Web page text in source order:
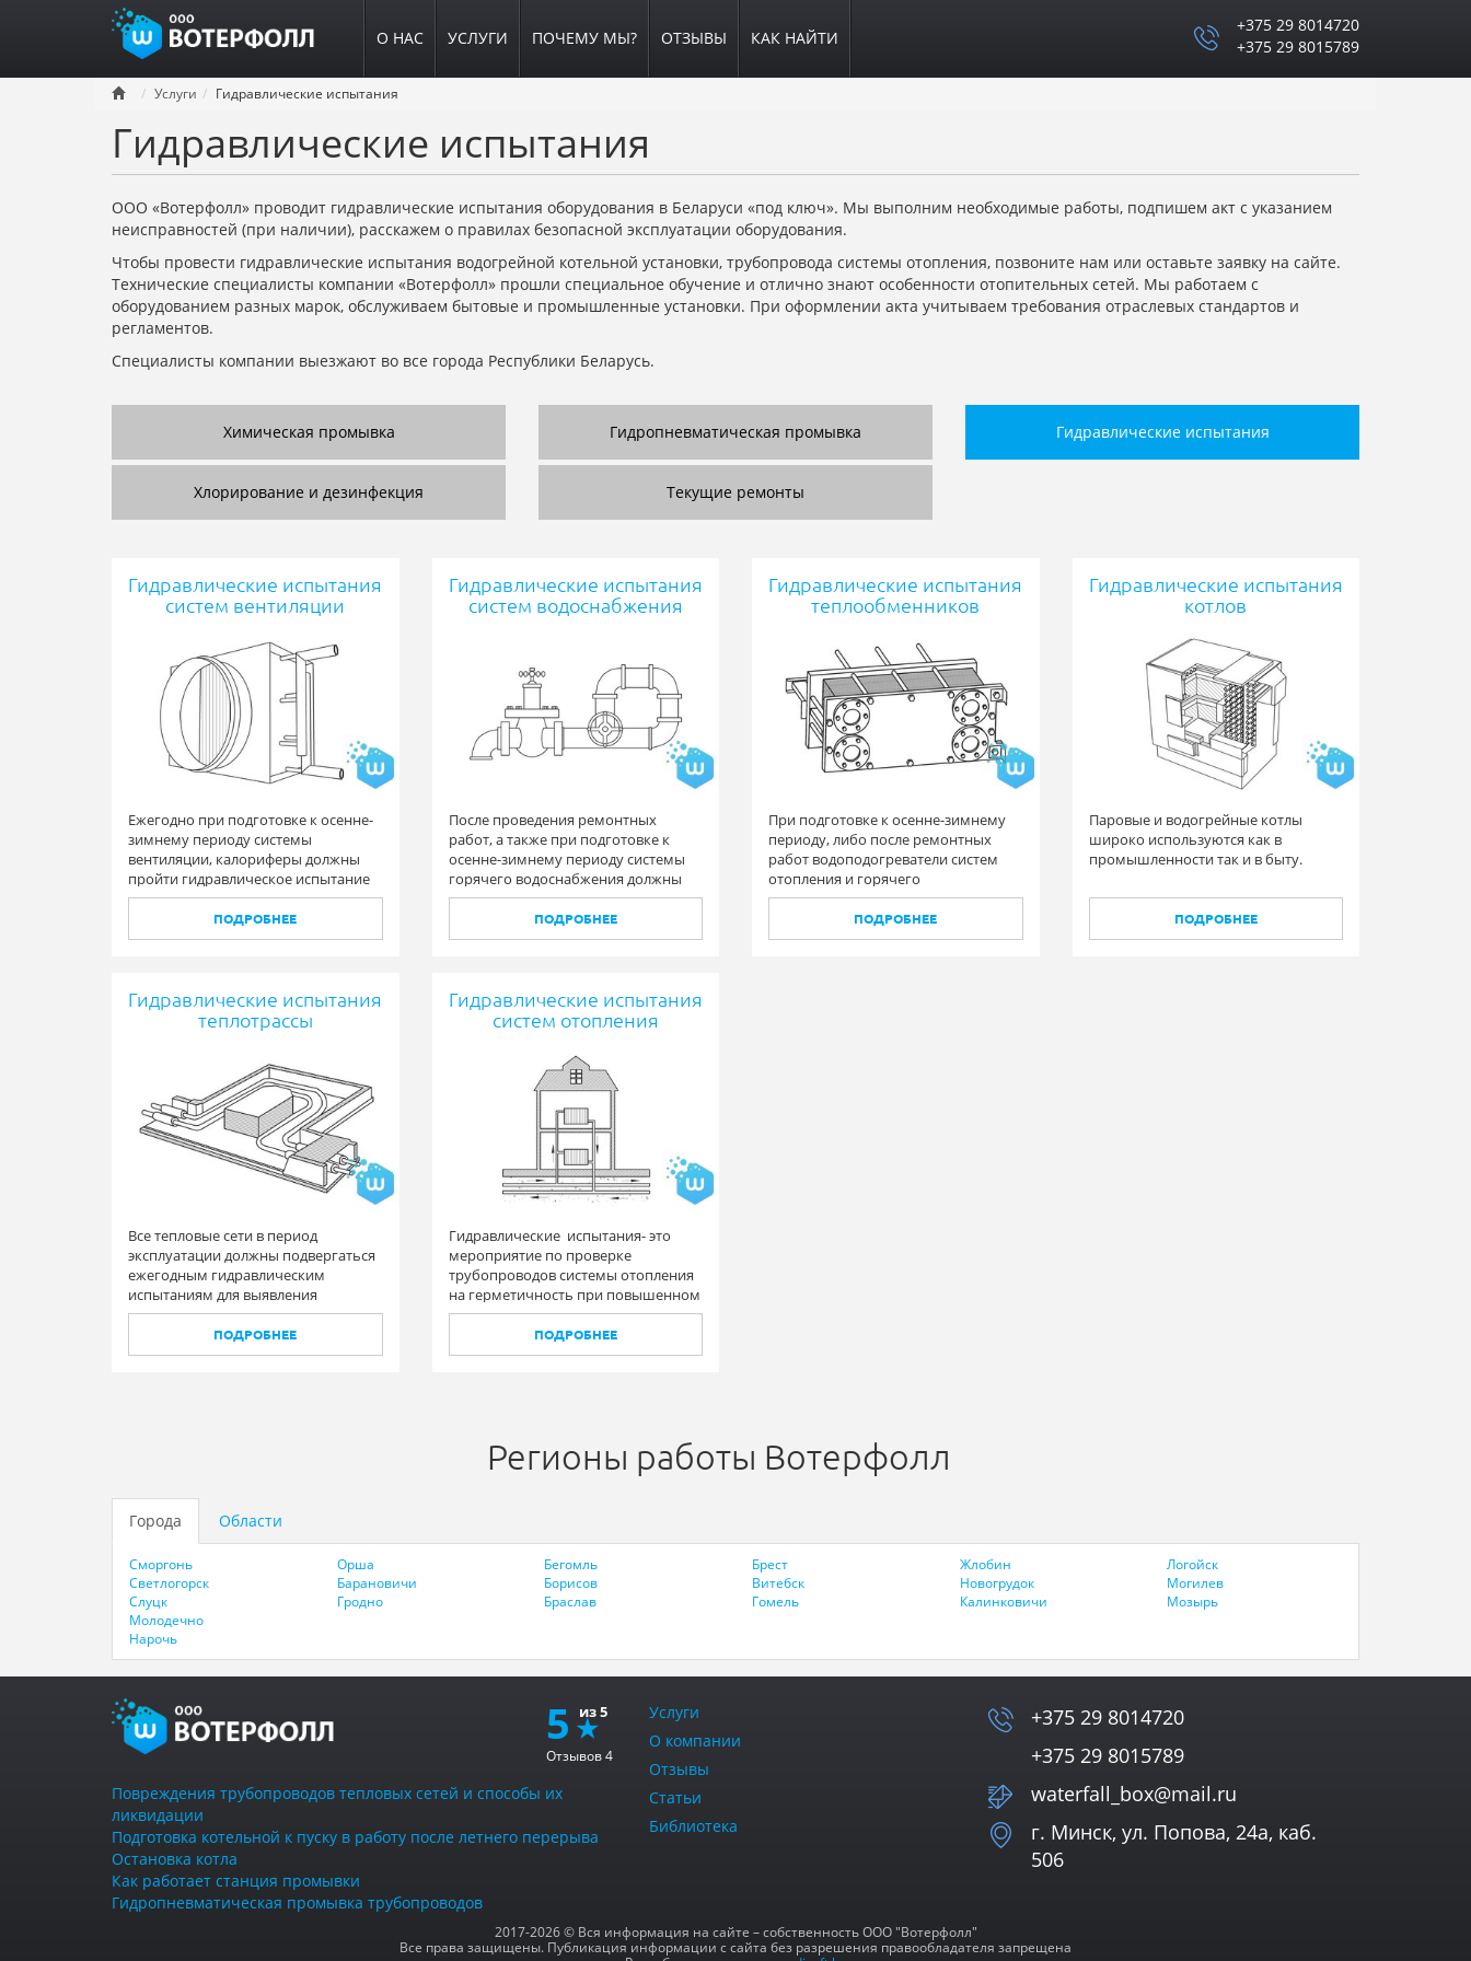
О НАС УСЛУГИ ПОЧЕМУ МЫ? ОТЗЫВЫ КАК НАЙТИ
+375 29 8014720
+375 29 8015789
Услуги Гидравлические испытания
Гидравлические испытания
ООО «Вотерфолл» проводит гидравлические испытания оборудования в Беларуси «под ключ». Мы выполним необходимые работы, подпишем акт с указанием
неисправностей (при наличии), расскажем о правилах безопасной эксплуатации оборудования.
Чтобы провести гидравлические испытания водогрейной котельной установки, трубопровода системы отопления, позвоните нам или оставьте заявку на сайте.
Технические специалисты компании «Вотерфолл» прошли специальное обучение и отлично знают особенности отопительных сетей. Мы работаем с
оборудованием разных марок, обслуживаем бытовые и промышленные установки. При оформлении акта учитываем требования отраслевых стандартов и
регламентов.
Специалисты компании выезжают во все города Республики Беларусь.
Химическая промывка Гидропневматическая промывка Гидравлические испытания
Хлорирование и дезинфекция Текущие ремонты
Гидравлические испытания
систем вентиляции
Ежегодно при подготовке к осенне-
зимнему периоду системы
вентиляции, калориферы должны
пройти гидравлическое испытание
на повышенное давление.
ПОДРОБНЕЕ
Гидравлические испытания
систем водоснабжения
После проведения ремонтных
работ, а также при подготовке к
осенне-зимнему периоду системы
горячего водоснабжения должны
быть подвергнуты гидравлическим
испытаниям.ПОДРОБНЕЕ
Гидравлические испытания
теплообменников
При подготовке к осенне-зимнему
периоду, либо после ремонтных
работ водоподогреватели систем
отопления и горячего
водоснабжения должны
подвергаться гидравлическим
испытаниям на повышенное
ПОДРОБНЕЕ
Гидравлические испытания
котлов
Паровые и водогрейные котлы
широко используются как в
промышленности так и в быту.
ПОДРОБНЕЕ
Гидравлические испытания
теплотрассы
Все тепловые сети в период
эксплуатации должны подвергаться
ежегодным гидравлическим
испытаниям для выявления
дефектов после отопительного
сезона и после проведения
ремонтных работ.
ПОДРОБНЕЕ
Гидравлические испытания
систем отопления
Гидравлические испытания- это
мероприятие по проверке
трубопроводов системы отопления
на герметичность при повышенном
давлении.
ПОДРОБНЕЕ
Регионы работы Вотерфолл
Города Области
Сморгонь
Светлогорск
Слуцк
Орша
Барановичи
Гродно
Бегомль
Борисов
Браслав
Брест
Витебск
Гомель
Жлобин
Новогрудок
Калинковичи
Логойск
Могилев
Мозырь
Молодечно
Нарочь
5
Отзывов4
Повреждения трубопроводов тепловых сетей и способы их
ликвидации
Подготовка котельной к пуску в работу после летнего перерыва
Остановка котла
Как работает станция промывки
Гидропневматическая промывка трубопроводов
Услуги
О компании
Отзывы
Статьи
Библиотека
+375 29 8014720
+375 29 8015789
waterfall_box@mail.ru
г. Минск, ул. Попова, 24а, каб.
506
2017-2026 © Вся информация на сайте – собственность ООО "Вотерфолл"
Все права защищены. Публикация информации с сайта без разрешения правообладателя запрещена